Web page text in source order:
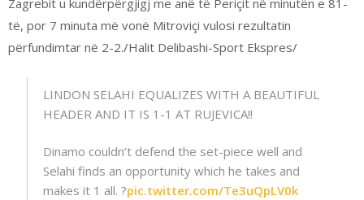
Zagrebit u kundërpërgjigj me anë të Periçit në minutën e 81-
të, por 7 minuta më vonë Mitroviçi vulosi rezultatin
përfundimtar në 2-2./Halit Delibashi-Sport Ekspres/
LINDON SELAHI EQUALIZES WITH A BEAUTIFUL
HEADER AND IT IS 1-1 AT RUJEVICA!!
Dinamo couldn’t defend the set-piece well and
Selahi finds an opportunity which he takes and
makes it 1 all. ?pic.twitter.com/Te3uQpLV0k